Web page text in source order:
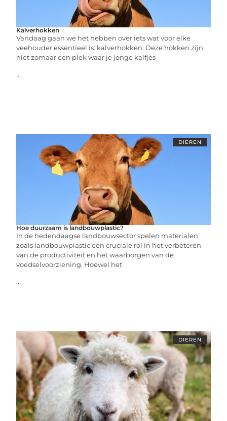
Kalverhokken
Vandaag gaan we het hebben over iets wat voor elke
veehouder essentieel is: kalverhokken. Deze hokken zijn
niet zomaar een plek waar je jonge kalfjes
...
DIEREN
Hoe duurzaam is landbouwplastic?
In de hedendaagse landbouwsector spelen materialen
zoals landbouwplastic een cruciale rol in het verbeteren
van de productiviteit en het waarborgen van de
voedselvoorziening. Hoewel het
...
DIEREN